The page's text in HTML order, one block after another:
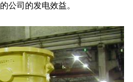
公司的发电效益。